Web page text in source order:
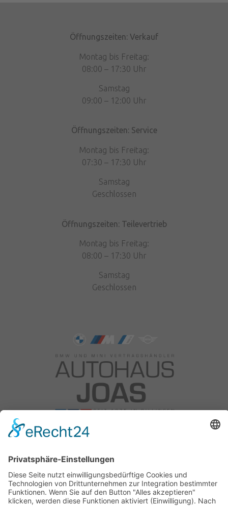
Öffnungszeiten: Verkauf
Montag bis Freitag:
08:00 – 17:30 Uhr
Samstag
09:00 – 12:00 Uhr
Öffnungszeiten: Service
Montag bis Freitag:
07:30 – 17:30 Uhr
Samstag
Geschlossen
Öffnungszeiten: Teilevertrieb
Montag bis Freitag:
08:00 – 17:30 Uhr
Samstag
Geschlossen
Autohaus Joas OHG
Am Reitweg 10
89407 Dillingen